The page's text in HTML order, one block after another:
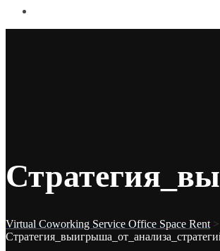
Virtual Coworking Service Office Space Rent >